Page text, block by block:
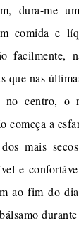
dura-me
comida e
facilmente,
que nas
no centro, o
começa a
mais
e
ao fim do